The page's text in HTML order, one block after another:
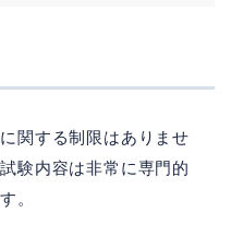
関する制限はありませ
験内容は非常に専門的
。